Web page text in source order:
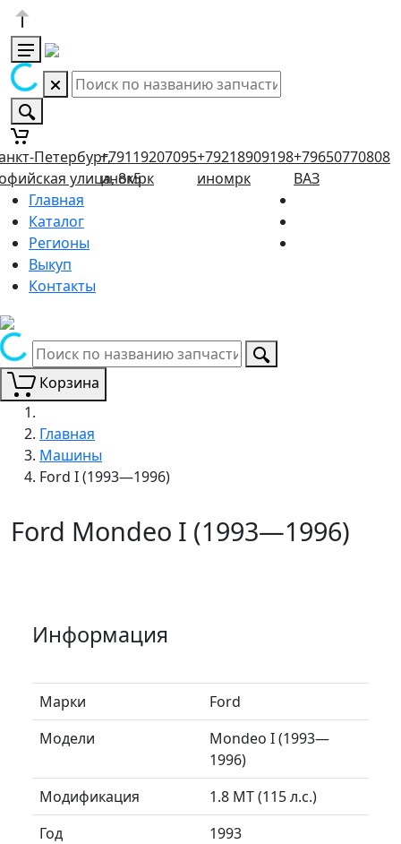
Петербург,
улица, 8к5
+79119207095
иномрк
+79218909198
иномрк
+79650770808
ВАЗ
Главная
Каталог
Регионы
Выкуп
Контакты
Корзина
Главная
Машины
Ford I (1993—1996)
Ford Mondeo I (1993—1996)
Информация
Марки
Ford
Модели
Mondeo I (1993—
1996)
Модификация
1.8 MT (115 л.с.)
Год
1993